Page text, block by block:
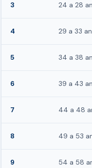
3 24 a 28
4 29 a 33
5 34 a 38
6 39 a 43
7 44 a 48
8 49 a 53
9 54 a 58